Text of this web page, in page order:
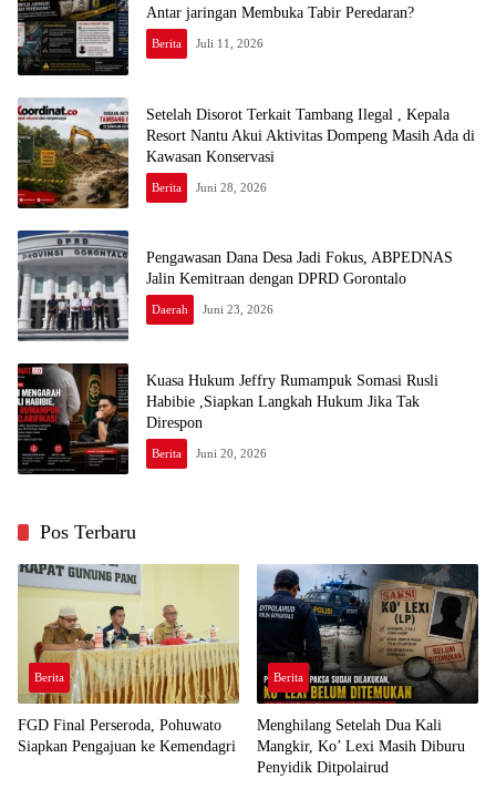
Antar jaringan Membuka Tabir Peredaran?
Berita Juli 11, 2026
Setelah Disorot Terkait Tambang Ilegal , Kepala
Resort Nantu Akui Aktivitas Dompeng Masih Ada di
Kawasan Konservasi
Berita Juni 28, 2026
Pengawasan Dana Desa Jadi Fokus, ABPEDNAS
Jalin Kemitraan dengan DPRD Gorontalo
Daerah Juni 23, 2026
Kuasa Hukum Jeffry Rumampuk Somasi Rusli
Habibie ,Siapkan Langkah Hukum Jika Tak
Direspon
Berita Juni 20, 2026
Pos Terbaru
Berita
FGD Final Perseroda, Pohuwato
Siapkan Pengajuan ke Kemendagri
Berita
Menghilang Setelah Dua Kali
Mangkir, Ko’ Lexi Masih Diburu
Penyidik Ditpolairud